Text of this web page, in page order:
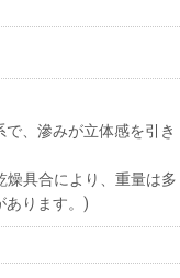
、滲みが立体感を引き
燥具合により、重量は多
あります。)